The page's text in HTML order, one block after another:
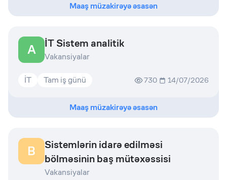
Maaş müzakirəyə əsasən
A İT Sistem analitik
Vakansiyalar
İT Tam iş günü 730 14/07/2026
Maaş müzakirəyə əsasən
B
Sistemlərin idarə edilməsi
bölməsinin baş mütəxəssisi
Vakansiyalar